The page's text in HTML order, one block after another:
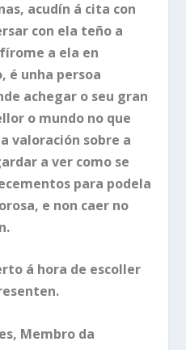
acudín á cita con
con ela teño a
a ela en
é unha persoa
achegar o seu gran
o mundo no que
valoración sobre a
a ver como se
para podela
e non caer no
á hora de escoller
Membro da